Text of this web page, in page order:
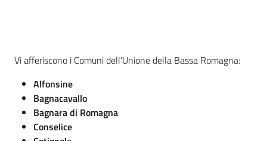
Sociale
Descrizione
Vi afferiscono i Comuni dell'Unione della Bassa Romagna:
Alfonsine
Bagnacavallo
Bagnara di Romagna
Conselice